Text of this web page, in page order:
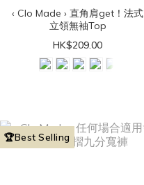
‹ Clo Made › 直角肩get！法式
立領無袖Top
HK$209.00
🏆Best Selling